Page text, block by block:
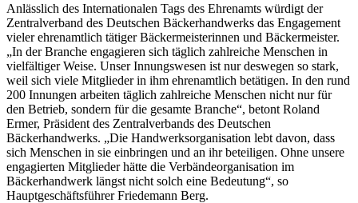
Anlässlich des Internationalen Tags des Ehrenamts würdigt der
Zentralverband des Deutschen Bäckerhandwerks das Engagement
vieler ehrenamtlich tätiger Bäckermeisterinnen und Bäckermeister.
„In der Branche engagieren sich täglich zahlreiche Menschen in
vielfältiger Weise. Unser Innungswesen ist nur deswegen so stark,
weil sich viele Mitglieder in ihm ehrenamtlich betätigen. In den rund
200 Innungen arbeiten täglich zahlreiche Menschen nicht nur für
den Betrieb, sondern für die gesamte Branche“, betont Roland
Ermer, Präsident des Zentralverbands des Deutschen
Bäckerhandwerks. „Die Handwerksorganisation lebt davon, dass
sich Menschen in sie einbringen und an ihr beteiligen. Ohne unsere
engagierten Mitglieder hätte die Verbändeorganisation im
Bäckerhandwerk längst nicht solch eine Bedeutung“, so
Hauptgeschäftsführer Friedemann Berg.